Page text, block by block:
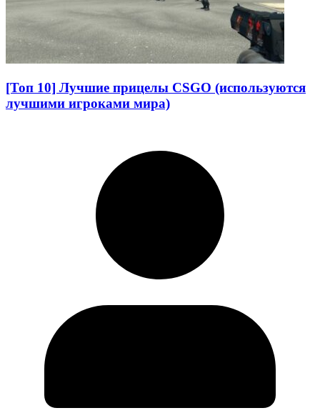
[Топ 10] Лучшие прицелы CSGO (используются
лучшими игроками мира)